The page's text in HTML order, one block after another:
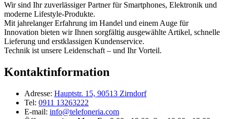
Wir sind Ihr zuverlässiger Partner für Smartphones, Elektronik und
moderne Lifestyle-Produkte.
Mit jahrelanger Erfahrung im Handel und einem Auge für
Innovation bieten wir Ihnen sorgfältig ausgewählte Artikel, schnelle
Lieferung und erstklassigen Kundenservice.
Technik ist unsere Leidenschaft – und Ihr Vorteil.
Kontaktinformation
Adresse: Hauptstr. 15, 90513 Zirndorf
Tel: 0911 13263222
E-mail: info@telefoneria.com